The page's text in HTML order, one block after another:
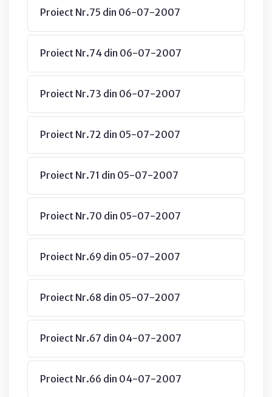
Proiect Nr.75 din 06-07-2007
Proiect Nr.74 din 06-07-2007
Proiect Nr.73 din 06-07-2007
Proiect Nr.72 din 05-07-2007
Proiect Nr.71 din 05-07-2007
Proiect Nr.70 din 05-07-2007
Proiect Nr.69 din 05-07-2007
Proiect Nr.68 din 05-07-2007
Proiect Nr.67 din 04-07-2007
Proiect Nr.66 din 04-07-2007